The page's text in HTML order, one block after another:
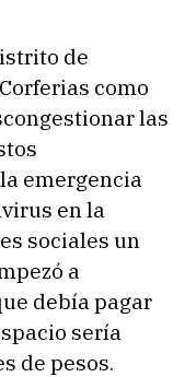
de
como
las
emergencia
en la
sociales un
a
debía pagar
sería
de pesos.